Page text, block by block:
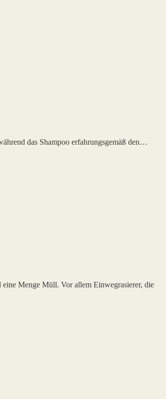
das Shampoo erfahrungsgemäß den…
Menge Müll. Vor allem Einwegrasierer, die